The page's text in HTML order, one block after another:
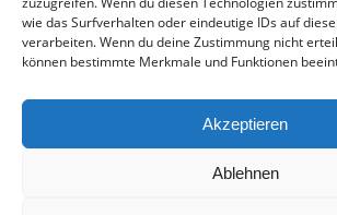
wie das Surfverhalten oder eindeutige IDs auf
verarbeiten. Wenn du deine Zustimmung nicht
können bestimmte Merkmale und Funktionen
Akzeptieren
Ablehnen
28. Juli 2026
Neuer Rückensponsor
Neue Podcast-Folge: So tickt Björn!
27. Juli 2026